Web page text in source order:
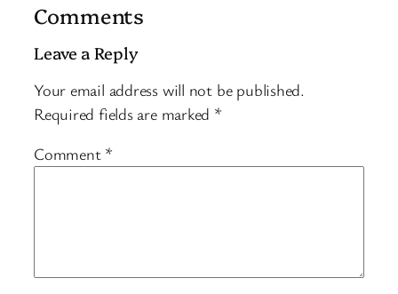
Comments
Leave a Reply
Your email address will not be published.
Required fields are marked *
Comment *